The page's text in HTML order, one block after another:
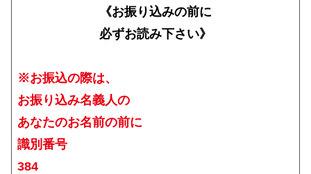
《お振り込みの前に
必ずお読み下さい》
※お振込の際は、
お振り込み名義人の
あなたのお名前の前に
識別番号
384